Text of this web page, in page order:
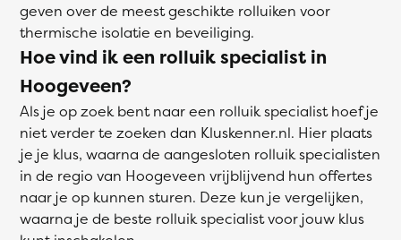
geven over de meest geschikte rolluiken voor
thermische isolatie en beveiliging.
Hoe vind ik een rolluik specialist in
Hoogeveen?
Als je op zoek bent naar een rolluik specialist hoef je
niet verder te zoeken dan Kluskenner.nl. Hier plaats
je je klus, waarna de aangesloten rolluik specialisten
in de regio van Hoogeveen vrijblijvend hun offertes
naar je op kunnen sturen. Deze kun je vergelijken,
waarna je de beste rolluik specialist voor jouw klus